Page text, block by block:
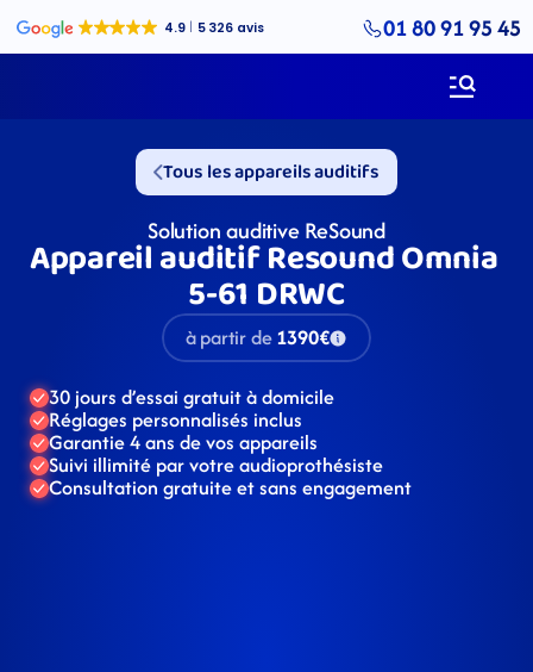
01 80 91 95 45
Tous les appareils auditifs
Solution auditive ReSound
Appareil auditif Resound Omnia
5-61 DRWC
à partir de1390€
30 jours d’essai gratuit à domicile
Réglages personnalisés inclus
Garantie 4 ans de vos appareils
Suivi illimité par votre audioprothésiste
Consultation gratuite et sans engagement